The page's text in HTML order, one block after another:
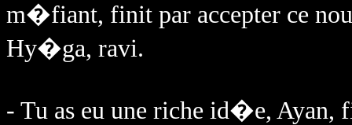
m�fiant, finit par accepter ce
Hy�ga, ravi.
- Tu as eu une riche id�e,